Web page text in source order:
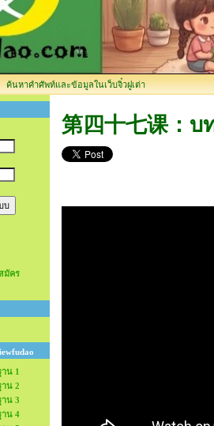
ค้นหาคำศัพท์และข้อมูลในเว็บจิ๋วฝูเต่า
มัคร
น 1
น 2
น 3
น 4
第四十七课：บ